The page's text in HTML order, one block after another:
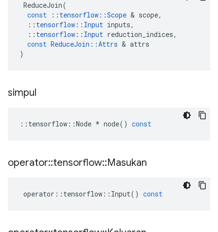
ReduceJoin(
const
:: tensorflow ::Scope & scope,
:: tensorflow :: Input inputs,
:: tensorflow :: Input reduction_indices,
const ReduceJoin ::Attrs & attrs
)
simpul
:: tensorflow ::Node * node() const
operator::tensorflow::Masukan
operator :: tensorflow :: Input() const